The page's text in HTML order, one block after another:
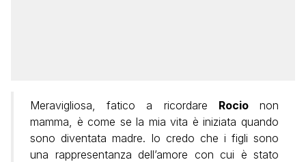
Meravigliosa, fatico a ricordare Rocionon
mamma, è come se la mia vita è iniziata quando
sono diventata madre. Io credo che i figli sono
una rappresentanza dell’amore con cui è stato